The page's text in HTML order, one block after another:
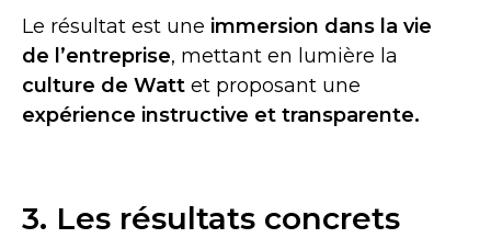
Le résultat est une immersion dans la vie
de l’entreprise, mettant en lumière la
culture de Watt et proposant une
expérience instructive et transparente.
3. Les résultats concrets